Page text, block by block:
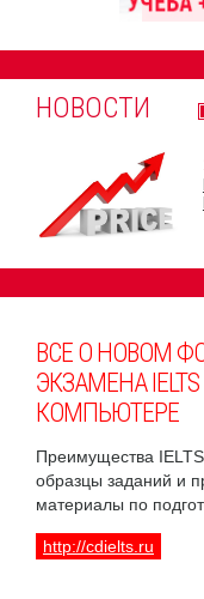
НОВОСТИ
ВСЕ О НОВОМ
ЭКЗАМЕНА IELTS
КОМПЬЮТЕРЕ
Преимущества
образцы заданий и
материалы по
http://cdielts.ru